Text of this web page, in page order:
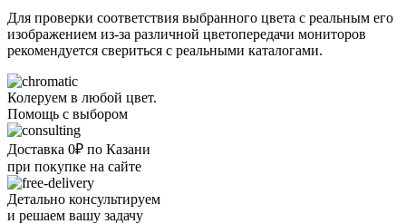
Для проверки соответствия выбранного цвета с реальным его
изображением из-за различной цветопередачи мониторов
рекомендуется свериться с реальными каталогами.
Колеруем в любой цвет.
Помощь с выбором
Доставка 0₽ по Казани
при покупке на сайте
Детально консультируем
и решаем вашу задачу